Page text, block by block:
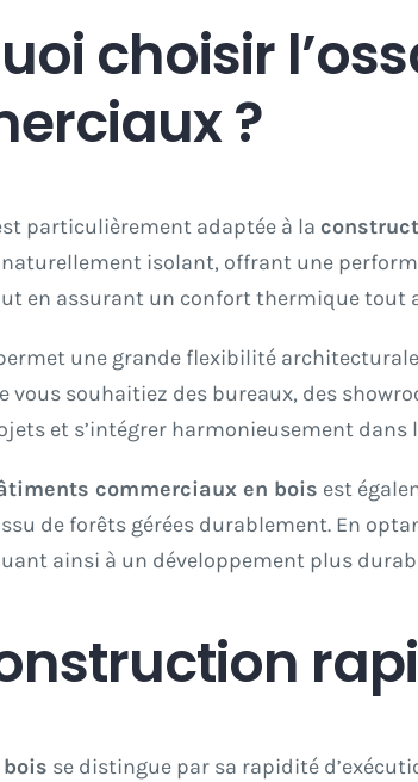
choisir
?
particulièrement adaptée à la
isolant, offrant une
en assurant un confort thermique tout
une grande flexibilité
vous souhaitiez des bureaux, des
et s’intégrer harmonieusement
commerciaux en bois est
de forêts gérées durablement. En
ainsi à un développement plus
se distingue par sa rapidité